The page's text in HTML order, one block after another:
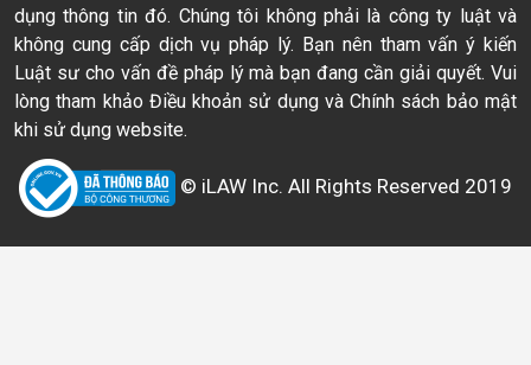
dụng thông tin đó. Chúng tôi không phải là công ty luật và
không cung cấp dịch vụ pháp lý. Bạn nên tham vấn ý kiến
Luật sư cho vấn đề pháp lý mà bạn đang cần giải quyết. Vui
lòng tham khảo Điều khoản sử dụng và Chính sách bảo mật
khi sử dụng website.
© iLAW Inc. All Rights Reserved 2019